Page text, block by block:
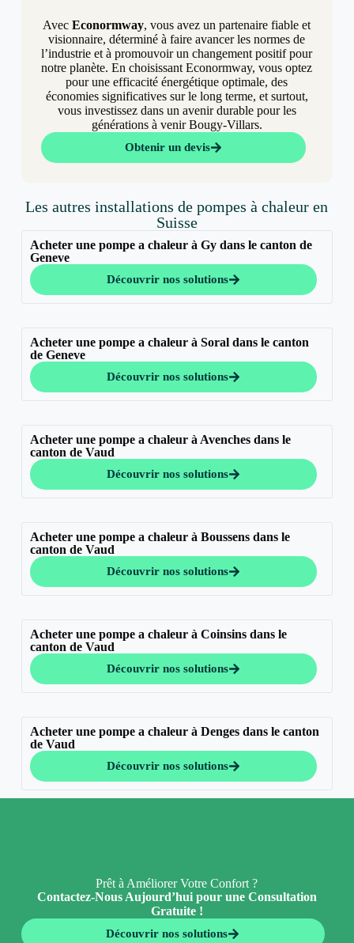
AvecEconormway, vous avez un partenaire fiable et
visionnaire, déterminé à faire avancer les normes de
l’industrie et à promouvoir un changement positif pour
notre planète. En choisissant Econormway, vous optez
pour une efficacité énergétique optimale, des
économies significatives sur le long terme, et surtout,
vous investissez dans un avenir durable pour les
générations à venir Bougy-Villars.
Obtenir un devis
Les autres installations de pompes à chaleur en
Suisse
Acheter une pompe a chaleur à Gy dans le canton de
Geneve
Découvrir nos solutions
Acheter une pompe a chaleur à Soral dans le canton
de Geneve
Découvrir nos solutions
Acheter une pompe a chaleur à Avenches dans le
canton de Vaud
Découvrir nos solutions
Acheter une pompe a chaleur à Boussens dans le
canton de Vaud
Découvrir nos solutions
Acheter une pompe a chaleur à Coinsins dans le
canton de Vaud
Découvrir nos solutions
Acheter une pompe a chaleur à Denges dans le canton
de Vaud
Découvrir nos solutions
Prêt à Améliorer Votre Confort ?
Contactez-Nous Aujourd’hui pour une Consultation
Gratuite !
Découvrir nos solutions